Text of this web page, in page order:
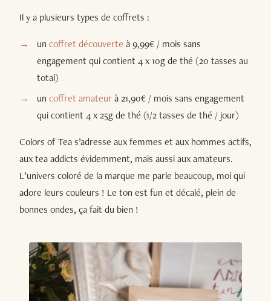
Il y a plusieurs types de coffrets :
un coffret découverte à 9,99€ / mois sans
engagement qui contient 4 x 10g de thé (20 tasses au
total)
un coffret amateurà 21,90€ / mois sans engagement
qui contient 4 x 25g de thé (1/2 tasses de thé / jour)
Colors of Tea s’adresse aux femmes et aux hommes actifs,
aux tea addicts évidemment, mais aussi aux amateurs.
L’univers coloré de la marque me parle beaucoup, moi qui
adore leurs couleurs ! Le ton est fun et décalé, plein de
bonnes ondes, ça fait du bien !